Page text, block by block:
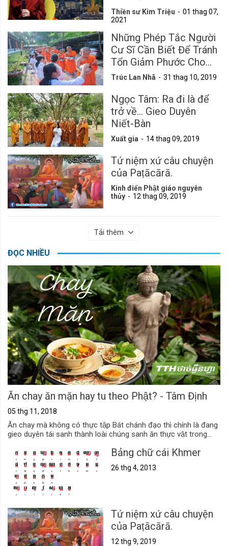
Thiền sư Kim Triệu
01 thag 07,
2021
Những Phép Tắc Người
Cư Sĩ Cần Biết Để Tránh
Tổn Giảm Phước Cho
Mình
Trúc Lan Nhã 31 thag 10, 2019
Ngọc Tâm: Ra đi là để
trở về... Gieo Duyên
Niết-Bàn
Xuất gia 14 thag 09, 2019
Tứ niệm xứ câu chuyện
của Paṭācārā.
Kinh điển Phật giáo nguyên
thủy
12 thag 09, 2019
Tải thêm
ĐỌC NHIỀU
Ăn chay ăn mặn hay tu theo Phật? - Tâm Định
05 thg 11, 2018
Ăn chay mà không có thực tập Bát chánh đạo thì chính là đang
gieo duyên tái sanh thành loài chúng sanh ăn thực vật trong...
Bảng chữ cái Khmer
26 thg 4, 2013
Tứ niệm xứ câu chuyện
của Paṭācārā.
12 thg 9, 2019